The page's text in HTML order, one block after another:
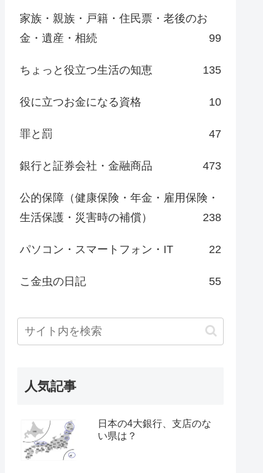
家族・親族・戸籍・住民票・老後のお
金・遺産・相続
99
ちょっと役立つ生活の知恵 135
役に立つお金になる資格 10
罪と罰 47
銀行と証券会社・金融商品 473
公的保障（健康保険・年金・雇用保険・
生活保護・災害時の補償）
238
パソコン・スマートフォン・IT 22
こ金虫の日記 55
人気記事
日本の4大銀行、支店のな
い県は？